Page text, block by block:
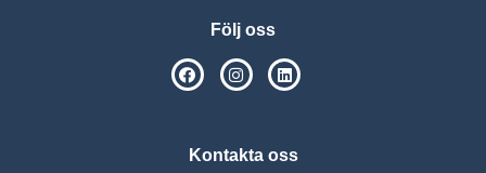
Följ oss
SPSM på Facebook
SPSM på Instagram
Kontakta oss